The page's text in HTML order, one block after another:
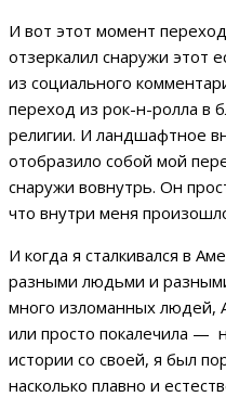
И вот этот момент
отзеркалил снаружи этот
из социального
переход из рок-н-ролла в
религии. И ландшафтное
отобразило собой мой
снаружи вовнутрь. Он
что внутри меня
И когда я сталкивался в
разными людьми и
много изломанных людей,
или просто покалечила —
истории со своей, я был
насколько плавно и